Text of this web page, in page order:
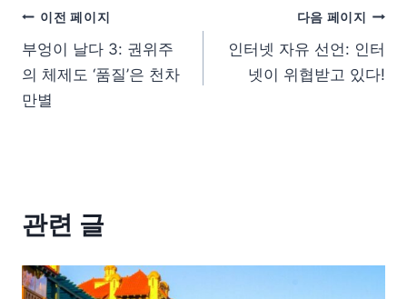
이전 페이지
부엉이 날다 3: 권위주
의 체제도 ‘품질’은 천차
만별
다음 페이지
인터넷 자유 선언: 인터
넷이 위협받고 있다!
관련 글